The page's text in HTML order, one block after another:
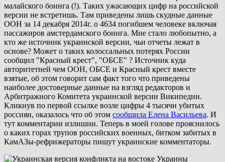
малайского боинга (!). Таких ужасающих цифр на российской
версии не встретишь. Там приведены лишь скудные данные
ООН за 14 декабря 2014г. о 4634 погибшем человеке включая
пассажиров амстердамского боинга. Мне стало любопытно, а
кто же источник украинской версии, чьи отчеты лежат в
основе? Может о таких колоссальных потерях России
сообщил "Красный крест", "ОБСЕ" ? Источник куда
авторитетней чем ООН, ОБСЕ и Красный крест вместе
взятые, об этом говорит сам факт того что приведены
наиболее достоверные данные на взгляд редакторов и
Арбитражного Комитета украинской версии Википедии.
Кликнув по первой ссылке возле цифры 4 тысячи убитых
россиян, оказалось что об этом сообщила Елена Васильева. И
тут комментарии излишни. Теперь в моей голове прояснилось
о каких горах трупов российских военных, битком забитых в
КамАЗы-рефрижераторы пишут украинские комментаторы.